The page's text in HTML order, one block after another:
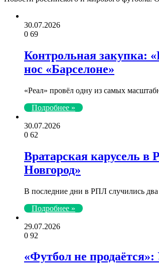
30.07.2026
0 69
Контрольная закупка:
нос «Барселоне»
«Реал» провёл одну из самых
Подробнее »
30.07.2026
0 62
Вратарская карусель
Новгород»
В последние дни в РПЛ случились
Подробнее »
29.07.2026
0 92
«Футбол не